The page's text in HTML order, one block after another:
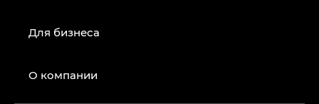
Для бизнеса
О компании